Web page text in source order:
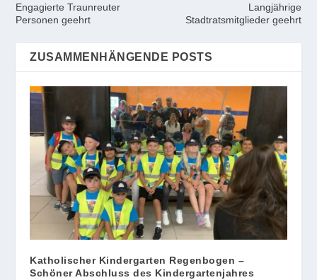
Engagierte Traunreuter
Personen geehrt
Langjährige
Stadtratsmitglieder geehrt
ZUSAMMENHÄNGENDE POSTS
Katholischer Kindergarten Regenbogen –
Schöner Abschluss des Kindergartenjahres